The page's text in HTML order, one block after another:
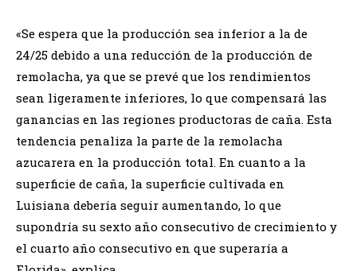
«Se espera que la producción sea inferior a la de
24/25 debido a una reducción de la producción de
remolacha, ya que se prevé que los rendimientos
sean ligeramente inferiores, lo que compensará las
ganancias en las regiones productoras de caña. Esta
tendencia penaliza la parte de la remolacha
azucarera en la producción total. En cuanto a la
superficie de caña, la superficie cultivada en
Luisiana debería seguir aumentando, lo que
supondría su sexto año consecutivo de crecimiento y
el cuarto año consecutivo en que superaría a